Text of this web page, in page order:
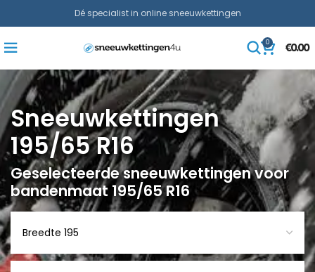
Dé specialist in online sneeuwkettingen
0
€0.00
Sneeuwkettingen
195/65 R16
Geselecteerde sneeuwkettingen voor
bandenmaat 195/65 R16